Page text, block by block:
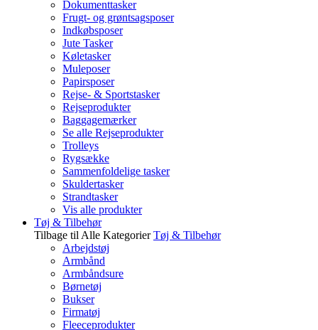
Dokumenttasker
Frugt- og grøntsagsposer
Indkøbsposer
Jute Tasker
Køletasker
Muleposer
Papirsposer
Rejse- & Sportstasker
Rejseprodukter
Baggagemærker
Se alle Rejseprodukter
Trolleys
Rygsække
Sammenfoldelige tasker
Skuldertasker
Strandtasker
Vis alle produkter
Tøj & Tilbehør
Tilbage til Alle Kategorier Tøj & Tilbehør
Arbejdstøj
Armbånd
Armbåndsure
Børnetøj
Bukser
Firmatøj
Fleeceprodukter